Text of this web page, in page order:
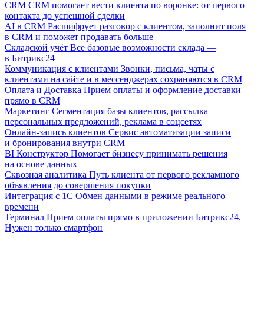
CRM CRM помогает вести клиента по воронке: от первого
контакта до успешной сделки
AI в CRM Расшифрует разговор с клиентом, заполнит поля
в CRM и поможет продавать больше
Складской учёт Все базовые возможности склада —
в Битрикс24
Коммуникация с клиентами Звонки, письма, чаты с
клиентами на сайте и в мессенджерах сохраняются в CRM
Оплата и Доставка Прием оплаты и оформление доставки
прямо в CRM
Маркетинг Сегментация базы клиентов, рассылка
персональных предложений, реклама в соцсетях
Онлайн-запись клиентов Сервис автоматизации записи
и бронирования внутри CRM
BI Конструктор Помогает бизнесу принимать решения
на основе данных
Сквозная аналитика Путь клиента от первого рекламного
объявления до совершения покупки
Интеграция с 1С Обмен данными в режиме реального
времени
Терминал Прием оплаты прямо в приложении Битрикс24.
Нужен только смартфон